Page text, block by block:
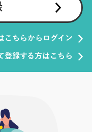
こちらからログイン
登録する方はこちら